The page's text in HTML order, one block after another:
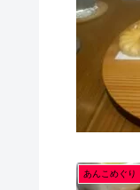
あんこめぐり